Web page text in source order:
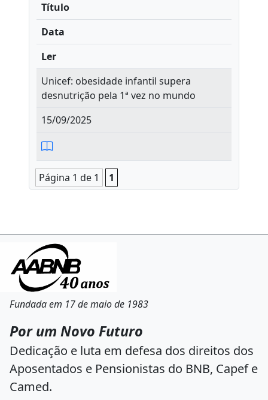
Título
Data
Ler
Unicef: obesidade infantil supera
desnutrição pela 1ª vez no mundo
15/09/2025
Página 1 de 1 1
Fundada em 17 de maio de 1983
Por um Novo Futuro
Dedicação e luta em defesa dos direitos dos
Aposentados e Pensionistas do BNB, Capef e
Camed.